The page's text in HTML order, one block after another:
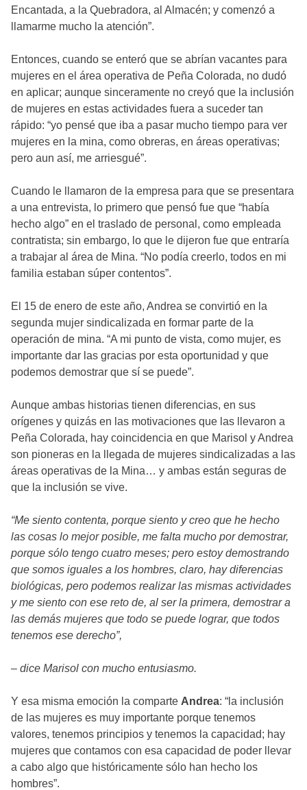
Encantada, a la Quebradora, al Almacén; y comenzó a
llamarme mucho la atención”.
Entonces, cuando se enteró que se abrían vacantes para
mujeres en el área operativa de Peña Colorada, no dudó
en aplicar; aunque sinceramente no creyó que la inclusión
de mujeres en estas actividades fuera a suceder tan
rápido: “yo pensé que iba a pasar mucho tiempo para ver
mujeres en la mina, como obreras, en áreas operativas;
pero aun así, me arriesgué”.
Cuando le llamaron de la empresa para que se presentara
a una entrevista, lo primero que pensó fue que “había
hecho algo” en el traslado de personal, como empleada
contratista; sin embargo, lo que le dijeron fue que entraría
a trabajar al área de Mina. “No podía creerlo, todos en mi
familia estaban súper contentos”.
El 15 de enero de este año, Andrea se convirtió en la
segunda mujer sindicalizada en formar parte de la
operación de mina. “A mi punto de vista, como mujer, es
importante dar las gracias por esta oportunidad y que
podemos demostrar que sí se puede”.
Aunque ambas historias tienen diferencias, en sus
orígenes y quizás en las motivaciones que las llevaron a
Peña Colorada, hay coincidencia en que Marisol y Andrea
son pioneras en la llegada de mujeres sindicalizadas a las
áreas operativas de la Mina… y ambas están seguras de
que la inclusión se vive.
“Me siento contenta, porque siento y creo que he hecho
las cosas lo mejor posible, me falta mucho por demostrar,
porque sólo tengo cuatro meses; pero estoy demostrando
que somos iguales a los hombres, claro, hay diferencias
biológicas, pero podemos realizar las mismas actividades
y me siento con ese reto de, al ser la primera, demostrar a
las demás mujeres que todo se puede lograr, que todos
tenemos ese derecho”,
– dice Marisol con mucho entusiasmo.
Y esa misma emoción la comparte Andrea: “la inclusión
de las mujeres es muy importante porque tenemos
valores, tenemos principios y tenemos la capacidad; hay
mujeres que contamos con esa capacidad de poder llevar
a cabo algo que históricamente sólo han hecho los
hombres”.